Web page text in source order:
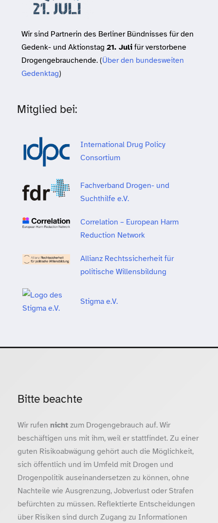
Wir sind Partnerin des Berliner Bündnisses für den
Gedenk- und Aktionstag 21. Julifür verstorbene
Drogengebrauchende. (Über den bundesweiten
Gedenktag)
Mitglied bei:
International Drug Policy
Consortium
Fachverband Drogen- und
Suchthilfe e.V.
Correlation – European Harm
Reduction Network
Allianz Rechtssicherheit für
politische Willensbildung
Stigma e.V.
Bitte beachte
Wir rufen nichtzum Drogengebrauch auf. Wir
beschäftigen uns mit ihm, weil er stattfindet. Zu einer
guten Risikoabwägung gehört auch die Möglichkeit,
sich öffentlich und im Umfeld mit Drogen und
Drogenpolitik auseinandersetzen zu können, ohne
Nachteile wie Ausgrenzung, Jobverlust oder Strafen
befürchten zu müssen. Reflektierte Entscheidungen
über Risiken sind durch Zugang zu Informationen